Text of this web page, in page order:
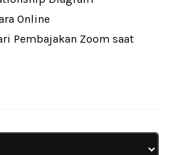
Online
Pembajakan Zoom saat